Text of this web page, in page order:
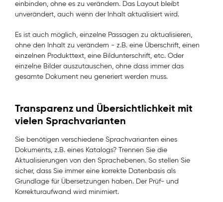
einbinden, ohne es zu verändern. Das Layout bleibt
unverändert, auch wenn der Inhalt aktualisiert wird.
Es ist auch möglich, einzelne Passagen zu aktualisieren,
ohne den Inhalt zu verändern - z.B. eine Überschrift, einen
einzelnen Produkttext, eine Bildunterschrift, etc. Oder
einzelne Bilder auszutauschen, ohne dass immer das
gesamte Dokument neu generiert werden muss.
Transparenz und Übersichtlichkeit mit
vielen Sprachvarianten
Sie benötigen verschiedene Sprachvarianten eines
Dokuments, z.B. eines Katalogs? Trennen Sie die
Aktualisierungen von den Sprachebenen. So stellen Sie
sicher, dass Sie immer eine korrekte Datenbasis als
Grundlage für Übersetzungen haben. Der Prüf- und
Korrekturaufwand wird minimiert.